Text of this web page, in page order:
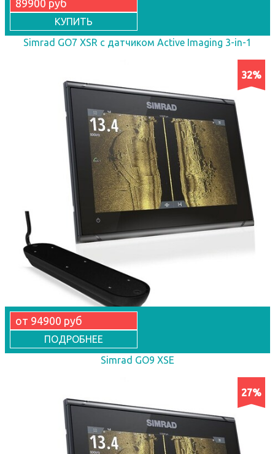
89900 руб
КУПИТЬ
Simrad GO7 XSR с датчиком Active Imaging 3-in-1
32%
от 94900 руб
ПОДРОБНЕЕ
Simrad GO9 XSE
27%